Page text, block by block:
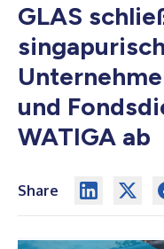
GLAS
und
WATIGA ab
Share